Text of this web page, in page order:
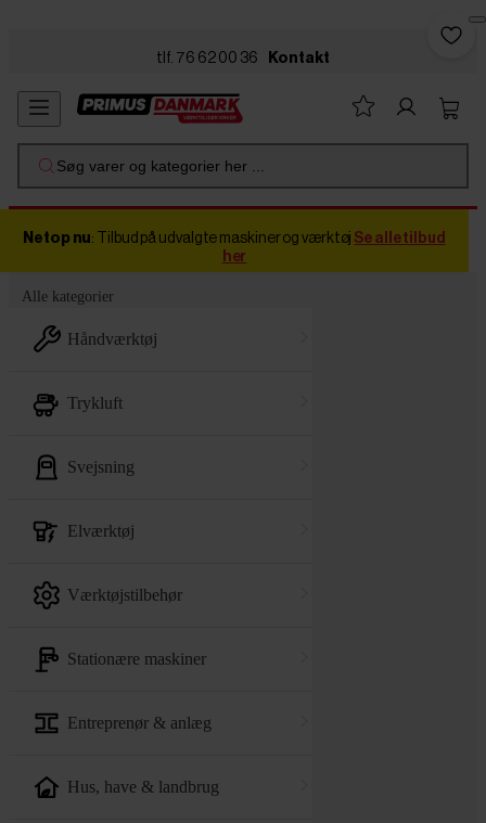
tlf. 76 62 00 36 Kontakt
Søg varer og kategorier her ...
Netop nu: Tilbud på udvalgte maskiner og værktøj Se alle tilbud
her
Alle kategorier
håndværktøj
trykluft
svejsning
elværktøj
værktøjstilbehør
stationære maskiner
entreprenør & anlæg
hus, have & landbrug